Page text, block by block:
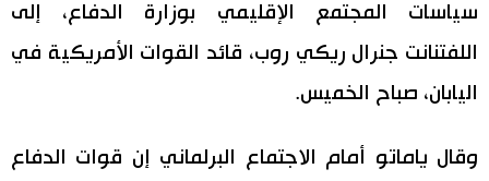
اقتصاد
ثقافة
المطبخ الياباني
سياسات المجتمع الإقليمي بوزارة الدفاع، إلى
اللفتنانت جنرال ريكي روب، قائد القوات الأمريكية في
اليابان، صباح الخميس.
وقال ياماتو أمام الاجتماع البرلماني إن قوات الدفاع